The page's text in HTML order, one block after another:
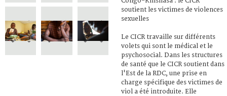
soutient les victimes de violences
sexuelles
Le CICR travaille sur différents
volets qui sont le médical et le
psychosocial. Dans les structures
de santé que le CICR soutient dans
l'Est de la RDC, une prise en
charge spécifique des victimes de
viol a été introduite. Elle